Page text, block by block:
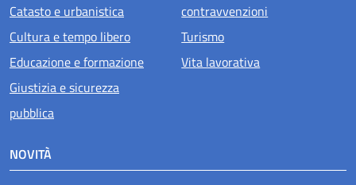
Catasto e urbanistica
Cultura e tempo libero
Educazione e formazione
Giustizia e sicurezza
pubblica
contravvenzioni
Turismo
Vita lavorativa
NOVITÀ